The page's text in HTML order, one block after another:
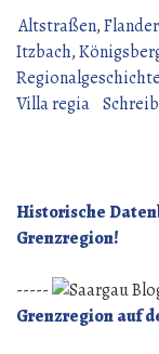
Altstraßen,
Itzbach,
Regionalgeschichte
Villa regia
Historische
Grenzregion!
-----
Grenzregion auf